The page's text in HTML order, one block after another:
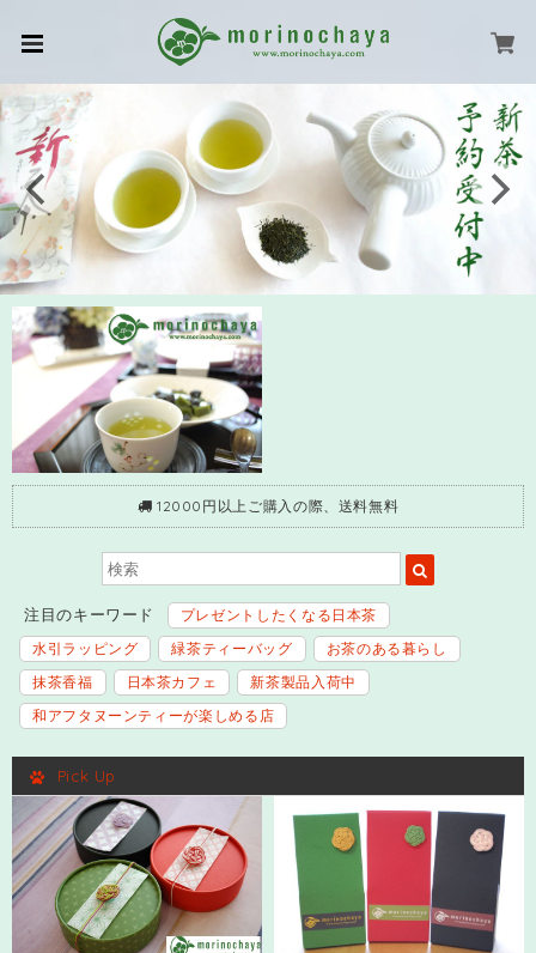
12000円以上ご購入の際、送料無料
注目のキーワード
プレゼントしたくなる日本茶
水引ラッピング
緑茶ティーバッグ
お茶のある暮らし
抹茶香福
日本茶カフェ
新茶製品入荷中
和アフタヌーンティーが楽しめる店
Pick Up